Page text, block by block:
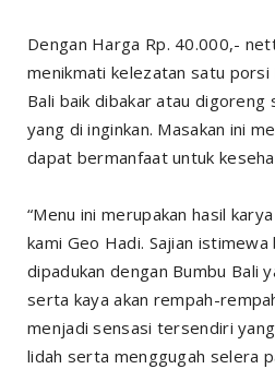
Dengan Harga Rp. 40.000,-
menikmati kelezatan satu porsi
Bali baik dibakar atau digoreng
yang di inginkan. Masakan ini
dapat bermanfaat untuk
“Menu ini merupakan hasil
kami Geo Hadi. Sajian istimewa
dipadukan dengan Bumbu Bali
serta kaya akan rempah-
menjadi sensasi tersendiri
lidah serta menggugah selera